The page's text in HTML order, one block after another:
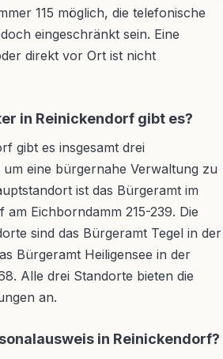
115 möglich, die telefonische
eingeschränkt sein. Eine
direkt vor Ort ist nicht
in Reinickendorf gibt es?
gibt es insgesamt drei
eine bürgernahe Verwaltung zu
ist das Bürgeramt im
am Eichborndamm 215-239. Die
sind das Bürgeramt Tegel in der
Bürgeramt Heiligensee in der
Alle drei Standorte bieten die
an.
in Reinickendorf?